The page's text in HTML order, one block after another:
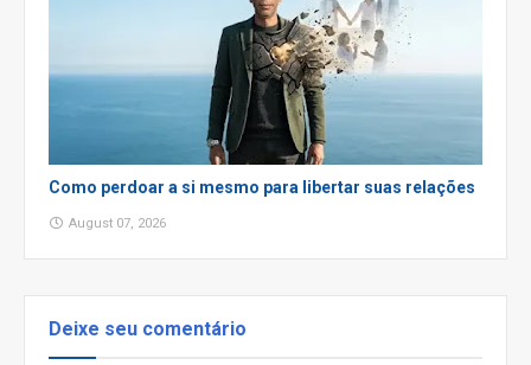
Como perdoar a si mesmo para libertar suas relações
August 07, 2026
Deixe seu comentário